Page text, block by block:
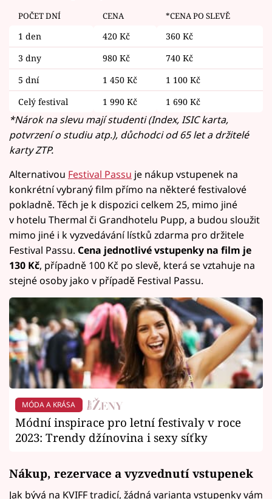
POČET DNÍ CENA *CENA PO SLEVĚ
1 den 420 Kč
360 Kč
3 dny
980 Kč
740 Kč
5 dní
1 450 Kč
1 100 Kč
Celý festival
1 990 Kč 1 690 Kč
*Nárok na slevu mají studenti (Index, ISIC karta,
potvrzení o studiu atp.), důchodci od 65 let a držitelé
karty ZTP.
Alternativou Festival Passu je nákup vstupenek na
konkrétní vybraný film přímo na některé festivalové
pokladně. Těch je k dispozici celkem 25, mimo jiné
v hotelu Thermal či Grandhotelu Pupp, a budou sloužit
mimo jiné i k vyzvedávání lístků zdarma pro držitele
Festival Passu. Cena jednotlivé vstupenky na film je
130 Kč, případně 100 Kč po slevě, která se vztahuje na
stejné osoby jako v případě Festival Passu.
MÓDA A KRÁSA
Módní inspirace pro letní festivaly v roce
2023: Trendy džínovina i sexy síťky
Nákup, rezervace a vyzvednutí vstupenek
Jak bývá na KVIFF tradicí, žádná varianta vstupenky vám